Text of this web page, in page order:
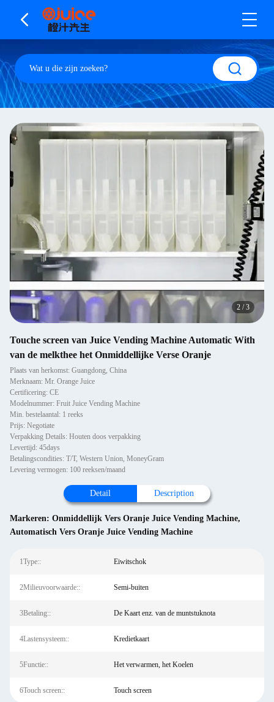
2 /3
Touche screen van Juice Vending Machine Automatic With
van de melkthee het Onmiddellijke Verse Oranje
Plaats van herkomst: Guangdong, China
Merknaam: Mr. Orange Juice
Certificering: CE
Modelnummer: Fruit Juice Vending Machine
Min. bestelaantal: 1 reeks
Prijs: Negotiate
Verpakking Details: Houten doos verpakking
Levertijd: 45days
Betalingscondities: T/T, Western Union, MoneyGram
Levering vermogen: 100 reeksen/maand
Detail Description
Markeren: Onmiddellijk Vers Oranje Juice Vending Machine,
Automatisch Vers Oranje Juice Vending Machine
1Type:: Eiwitschok
2Milieuvoorwaarde:: Semi-buiten
3Betaling:: De Kaart enz. van de muntstuknota
4Lastensysteem:: Kredietkaart
5Functie:: Het verwarmen, het Koelen
6Touch screen:: Touch screen